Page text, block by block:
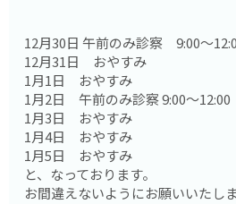
12月30日 午前のみ診察 9:00〜
12月31日 おやすみ
1月1日 おやすみ
1月2日 午前のみ診察 9:00〜12:00
1月3日 おやすみ
1月4日 おやすみ
1月5日 おやすみ
と、なっております。
お間違えないようにお願いいたし